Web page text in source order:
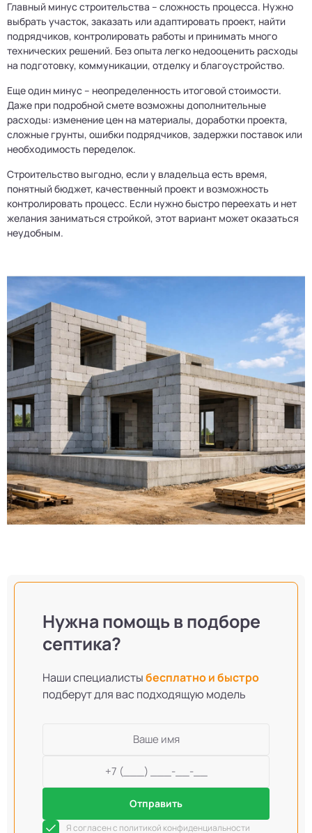
Главный минус строительства – сложность процесса. Нужно
выбрать участок, заказать или адаптировать проект, найти
подрядчиков, контролировать работы и принимать много
технических решений. Без опыта легко недооценить расходы
на подготовку, коммуникации, отделку и благоустройство.
Еще один минус – неопределенность итоговой стоимости.
Даже при подробной смете возможны дополнительные
расходы: изменение цен на материалы, доработки проекта,
сложные грунты, ошибки подрядчиков, задержки поставок или
необходимость переделок.
Строительство выгодно, если у владельца есть время,
понятный бюджет, качественный проект и возможность
контролировать процесс. Если нужно быстро переехать и нет
желания заниматься стройкой, этот вариант может оказаться
неудобным.
Нужна помощь в подборе
септика?
Наши специалистыбесплатно и быстро
подберут для вас подходящую модель
Отправить
Я согласен с политикой конфиденциальности